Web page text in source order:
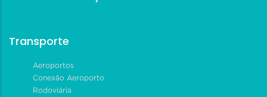
Transporte
Aeroportos
Conexão Aeroporto
Rodoviária